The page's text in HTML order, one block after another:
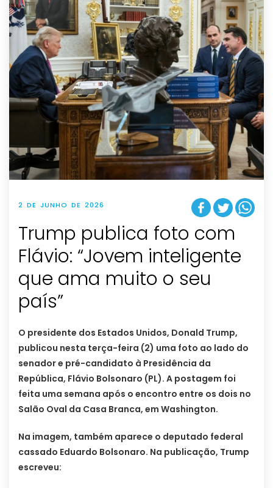
2 DE JUNHO DE 2026
Trump publica foto com
Flávio: “Jovem inteligente
que ama muito o seu
país”
O presidente dos Estados Unidos, Donald Trump,
publicou nesta terça-feira (2) uma foto ao lado do
senador e pré-candidato à Presidência da
República, Flávio Bolsonaro (PL). A postagem foi
feita uma semana após o encontro entre os dois no
Salão Oval da Casa Branca, em Washington.
Na imagem, também aparece o deputado federal
cassado Eduardo Bolsonaro. Na publicação, Trump
escreveu: